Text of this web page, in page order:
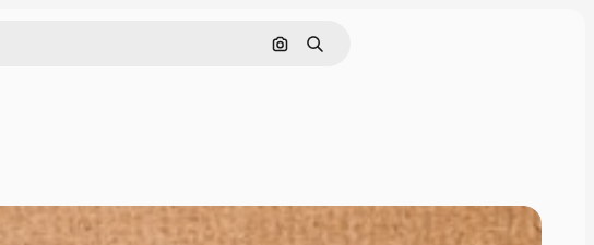
Nach Bild suchen
Suchen